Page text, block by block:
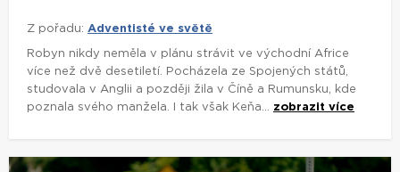
Z pořadu: Adventisté ve světě
Robyn nikdy neměla v plánu strávit ve východní Africe
více než dvě desetiletí. Pocházela ze Spojených států,
studovala v Anglii a později žila v Číně a Rumunsku, kde
poznala svého manžela. I tak však Keňa... zobrazit více